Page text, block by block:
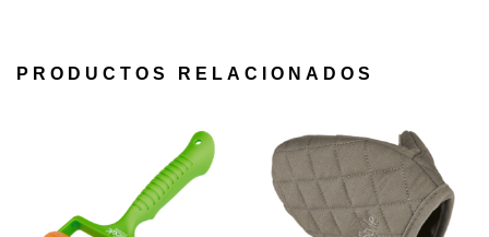
PRODUCTOS RELACIONADOS